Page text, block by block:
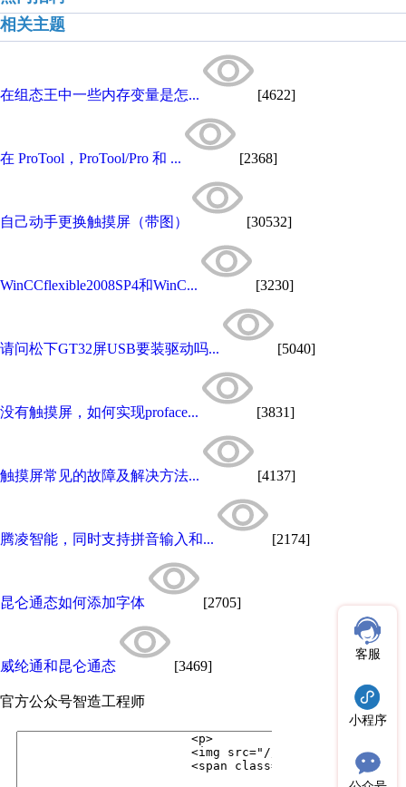
相关主题
在组态王中一些内存变量是怎... [4622]
在 ProTool，ProTool/Pro 和 ... [2368]
自己动手更换触摸屏（带图） [30532]
WinCCflexible2008SP4和WinC... [3230]
请问松下GT32屏USB要装驱动吗... [5040]
没有触摸屏，如何实现proface... [3831]
触摸屏常见的故障及解决方法... [4137]
腾凌智能，同时支持拼音输入和... [2174]
昆仑通态如何添加字体 [2705]
威纶通和昆仑通态 [3469]
官方公众号智造工程师
客服
小程序